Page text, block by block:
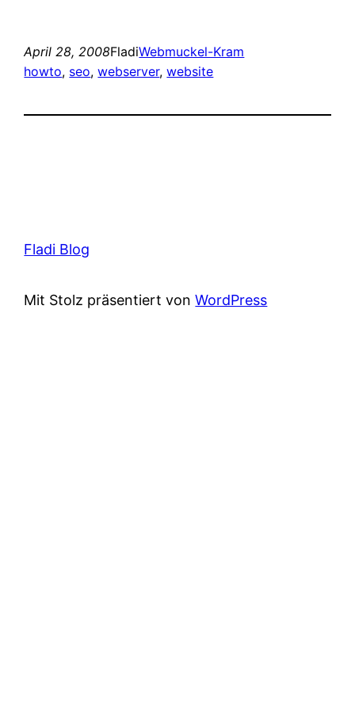
April 28, 2008FladiWebmuckel-Kram
howto, seo, webserver, website
Fladi Blog
Mit Stolz präsentiert vonWordPress